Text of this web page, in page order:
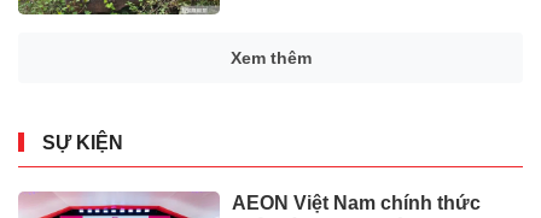
Xem thêm
SỰ KIỆN
AEON Việt Nam chính thức